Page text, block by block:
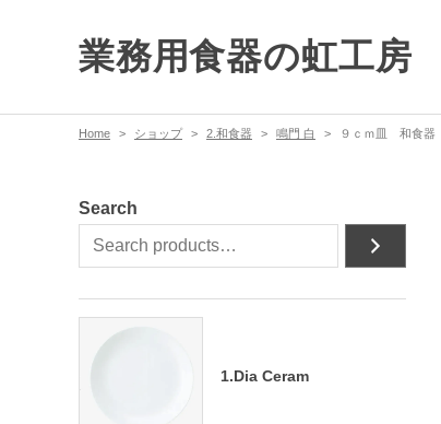
業務用食器の虹工房
Home ショップ 2.和食器 鳴門 白 ９ｃｍ皿 和食
Search
1.Dia Ceram